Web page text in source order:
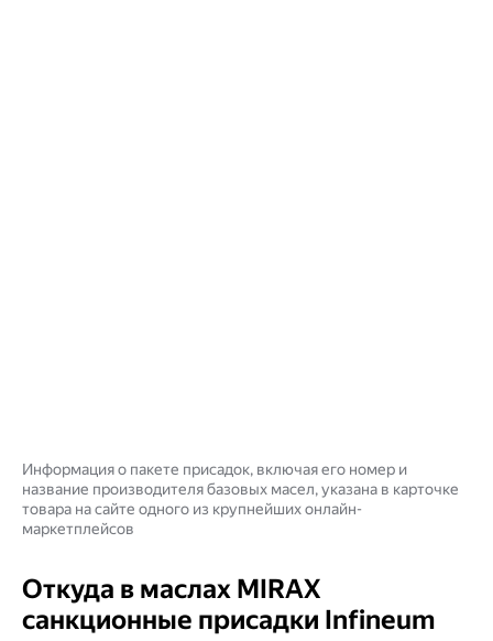
Информация о пакете присадок, включая его номер и
название производителя базовых масел, указана в карточке
товара на сайте одного из крупнейших онлайн-
маркетплейсов
Откуда в маслах MIRAX
санкционные присадки Infineum